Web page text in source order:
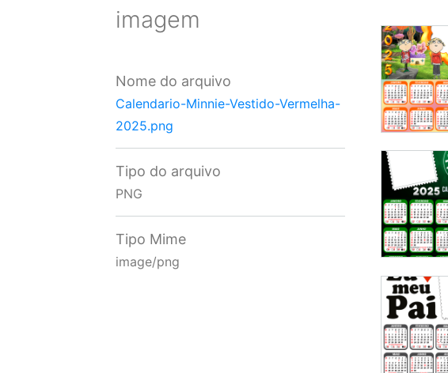
imagem
Nome do arquivo
Calendario-Minnie-Vestido-Vermelha-
2025.png
Tipo do arquivo
PNG
Tipo Mime
image/png